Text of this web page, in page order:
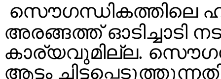
സൌഗന്ധികത്തിലെ
അരങ്ങത്ത് ഓടിച്ചാടി
കാര്യവുമില്ല.
ആട്ടം